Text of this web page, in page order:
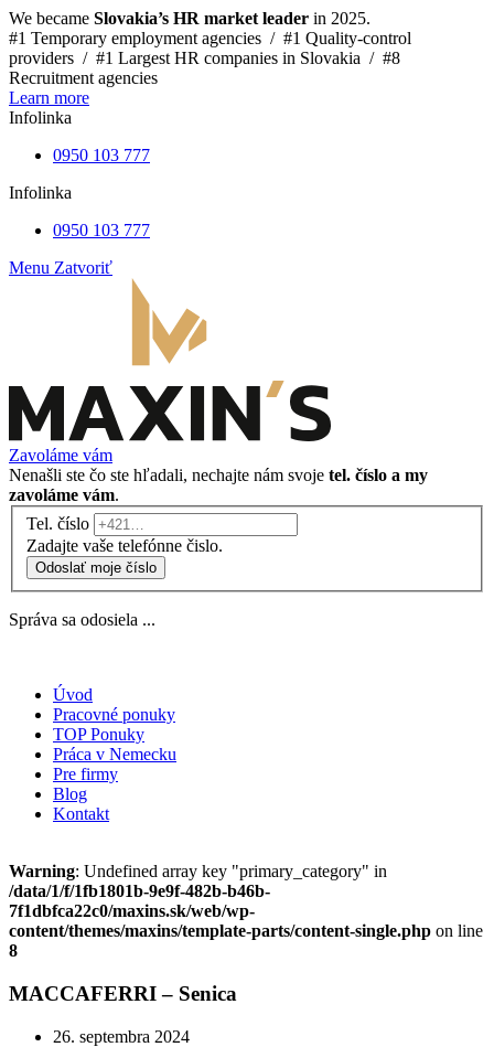
We became Slovakia’s HR market leader in 2025.
#1 Temporary employment agencies / #1 Quality-control
providers / #1 Largest HR companies in Slovakia / #8
Recruitment agencies
Learn more
Infolinka
0950 103 777
Infolinka
0950 103 777
Menu Zatvoriť
Zavoláme vám
Nenašli ste čo ste hľadali, nechajte nám svoje tel. číslo a my
zavoláme vám.
Tel. číslo
Zadajte vaše telefónne čislo.
Odoslať moje číslo
Správa sa odosiela ...
Úvod
Pracovné ponuky
TOP Ponuky
Práca v Nemecku
Pre firmy
Blog
Kontakt
Warning: Undefined array key "primary_category" in
/data/1/f/1fb1801b-9e9f-482b-b46b-
7f1dbfca22c0/maxins.sk/web/wp-
content/themes/maxins/template-parts/content-single.php on line
8
MACCAFERRI – Senica
26. septembra 2024